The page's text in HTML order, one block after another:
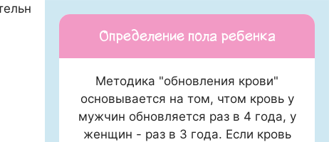
работают
Определение пола ребенка
Методика "обновления крови"
основывается на том, чтом кровь у
мужчин обновляется раз в 4 года, у
женщин - раз в 3 года. Если кровь